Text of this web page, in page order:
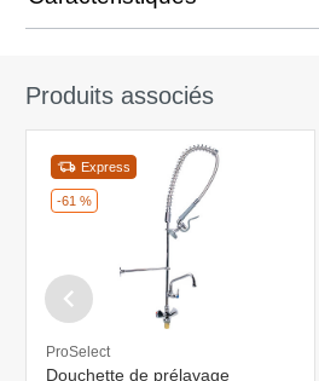
Produits associés
-61 %
Express
ProSelect
Douchette de prélavage